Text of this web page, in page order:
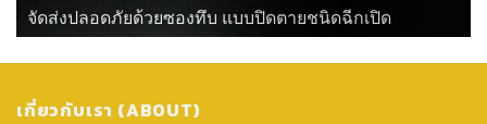
จัดส่งปลอดภัยด้วยซองทึบ แบบปิดตายชนิดฉีกเปิด
เกี่ยวกับเรา (ABOUT)